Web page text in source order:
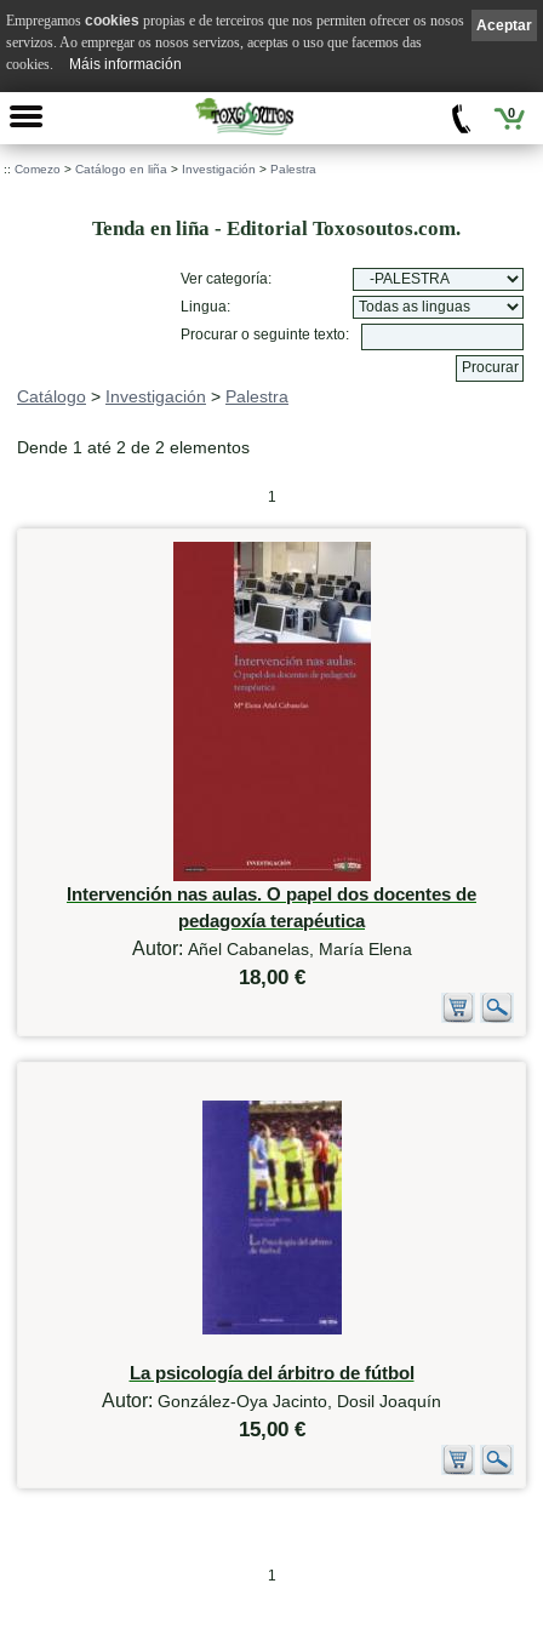
0
:: Comezo > Catálogo en liña > Investigación > Palestra
Tenda en liña - Editorial Toxosoutos.com.
Ver categoría:
Lingua:
Procurar o seguinte texto:
Catálogo > Investigación > Palestra
Dende 1 até 2 de 2 elementos
1
Intervención nas aulas. O papel dos docentes de
pedagoxía terapéutica
Autor: Añel Cabanelas, María Elena
18,00 €
La psicología del árbitro de fútbol
Autor: González-Oya Jacinto, Dosil Joaquín
15,00 €
1
Aceptar
Empregamos cookies propias e de terceiros que nos permiten ofrecer os nosos
servizos. Ao empregar os nosos servizos, aceptas o uso que facemos das
cookies.
Máis información